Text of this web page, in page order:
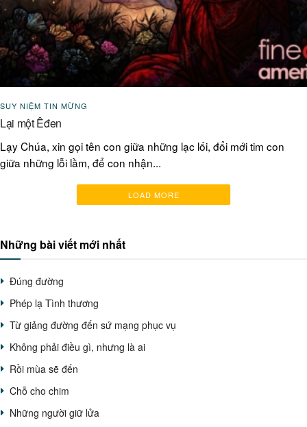
SUY NIỆM TIN MỪNG
Lại một Êđen
Lạy Chúa, xin gọi tên con giữa những lạc lối, đổi mới tim con
giữa những lỗi lầm, để con nhận...
LOAD MORE
Những bài viết mới nhất
Đúng đường
Phép lạ Tình thương
Từ giảng đường đến sứ mạng phục vụ
Không phải điều gì, nhưng là ai
Rồi mùa sẽ đến
Chỗ cho chim
Những người giữ lửa